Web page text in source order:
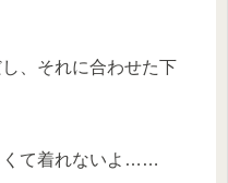
、それに合わせた下
て着れないよ……